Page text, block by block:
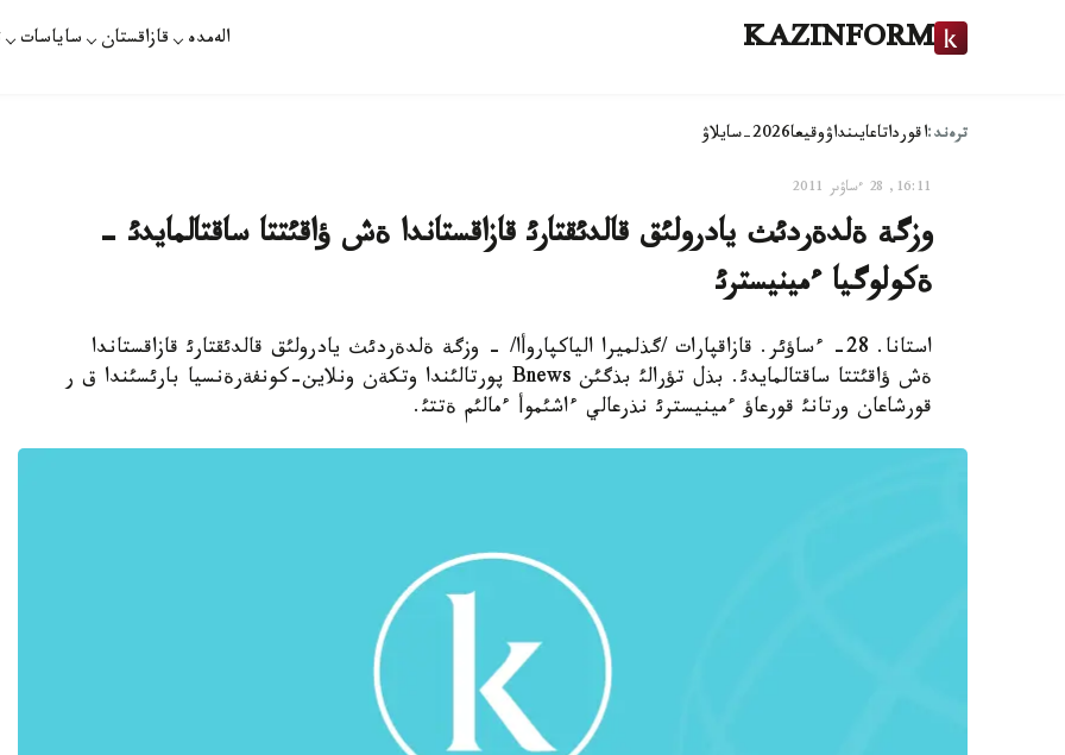
KAZINFORM الەمدە قازاقستان ساياسات
ترەند:اقورداتاعايىنداۋوقيعا2026-سايلاۋ
16:11, 28 ءساۋىر 2011
وزگة ةلدةردئث يادرولئق قالدئقتارئ قازاقستاندا ةش ؤاقئتتا ساقتالمايدئ -
ةكولوگيا ءمينيسترئ
استانا. 28- ءساؤئر. قازاقپارات /گذلميرا الياكپاروأا/ - وزگة ةلدةردئث يادرولئق قالدئقتارئ قازاقستاندا
ةش ؤاقئتتا ساقتالمايدئ. بذل تؤرالئ بذگئن Bnews پورتالئندا وتكةن ونلاين-كونفةرةنسيا بارئسئندا ق ر
قورشاعان ورتانئ قورعاؤ ءمينيسترئ نذرعالي ءاشئموأ ءمالئم ةتتئ.